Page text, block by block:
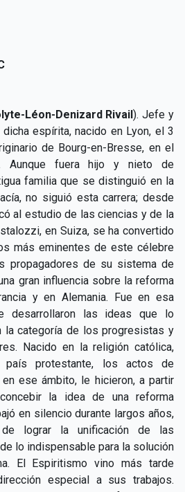
Léon-Denizard Rivail). Jefe y
espírita, nacido en Lyon, el 3
de Bourg-en-Bresse, en el
Aunque fuera hijo y nieto de
familia que se distinguió en la
no siguió esta carrera; desde
al estudio de las ciencias y de la
en Suiza, se ha convertido
más eminentes de este célebre
propagadores de su sistema de
gran influencia sobre la reforma
y en Alemania. Fue en esa
desarrollaron las ideas que lo
la categoría de los progresistas y
Nacido en la religión católica,
protestante, los actos de
ese ámbito, le hicieron, a partir
la idea de una reforma
en silencio durante largos años,
lograr la unificación de las
lo indispensable para la solución
El Espiritismo vino más tarde
especial a sus trabajos.